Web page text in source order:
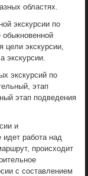
областях.
экскурсии по
обыкновенной
цели экскурсии,
экскурсии.
экскурсий по
этап
этап подведения
и
идет работа над
происходит
с составлением